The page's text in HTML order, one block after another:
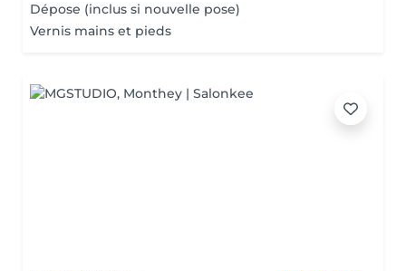
Dépose (inclus si nouvelle pose)
Vernis mains et pieds